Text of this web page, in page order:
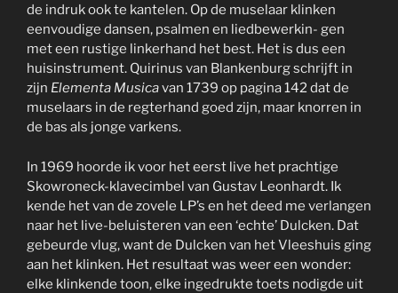
de indruk ook te kantelen. Op de muselaar klinken
eenvoudige dansen, psalmen en liedbewerkin- gen
met een rustige linkerhand het best. Het is dus een
huisinstrument. Quirinus van Blankenburg schrijft in
zijn Elementa Musicavan 1739 op pagina 142 dat de
muselaars in de regterhand goed zijn, maar knorren in
de bas als jonge varkens.
In 1969 hoorde ik voor het eerst live het prachtige
Skowroneck-klavecimbel van Gustav Leonhardt. Ik
kende het van de zovele LP’s en het deed me verlangen
naar het live-beluisteren van een ‘echte’ Dulcken. Dat
gebeurde vlug, want de Dulcken van het Vleeshuis ging
aan het klinken. Het resultaat was weer een wonder:
elke klinkende toon, elke ingedrukte toets nodigde uit